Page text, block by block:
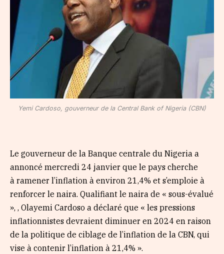
Yemi Cardoso, gouverneur de la Central Bank of Nigeria (CBN)
Le gouverneur de la Banque centrale du Nigeria a
annoncé mercredi 24 janvier que le pays cherche
à ramener l’inflation à environ 21,4% et s’emploie à
renforcer le naira. Qualifiant le naira de « sous-évalué
», , Olayemi Cardoso a déclaré que « les pressions
inflationnistes devraient diminuer en 2024 en raison
de la politique de ciblage de l’inflation de la CBN, qui
vise à contenir l’inflation à 21,4% ».